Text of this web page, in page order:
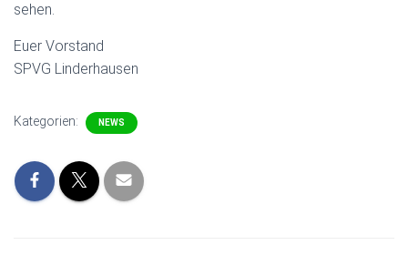
sehen.
Euer Vorstand
SPVG Linderhausen
Kategorien: NEWS